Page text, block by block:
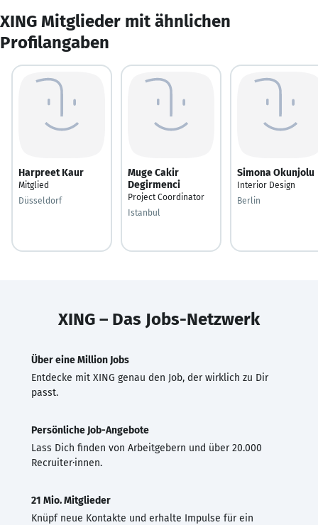
XING Mitglieder mit ähnlichen
Profilangaben
Harpreet Kaur
Mitglied
Düsseldorf
Muge Cakir
Degirmenci
Project Coordinator
Istanbul
Simona Okunjolu
Interior Design
Berlin
XING – Das Jobs-Netzwerk
Über eine Million Jobs
Entdecke mit XING genau den Job, der wirklich zu Dir
passt.
Persönliche Job-Angebote
Lass Dich finden von Arbeitgebern und über 20.000
Recruiter·innen.
21 Mio. Mitglieder
Knüpf neue Kontakte und erhalte Impulse für ein